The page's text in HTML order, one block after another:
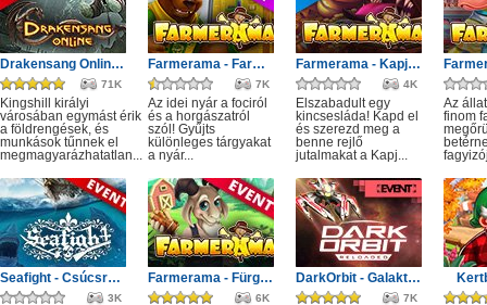
Drakensang Online - Kingshill férges csatornái
71K
Kingshill királyi
városában egymást érik
a földrengések, és
munkások tűnnek el
megmagyarázhatatlan...
Farmerama - Farmkupa
7K
Az idei nyár a fociról
és a horgászatról
szól! Gyűjts
különleges tárgyakat
a nyár...
Farmerama - Kapj el!
4K
Elszabadult egy
kincsesláda! Kapd el
és szerezd meg a
benne rejlő
jutalmakat a Kapj...
Az
finom
Seafight - Csúcsragadozók: Fogak és csápok
3K
Farmerama - Fürge takarító
6K
DarkOrbit - Galaktikus küzdelem
7K